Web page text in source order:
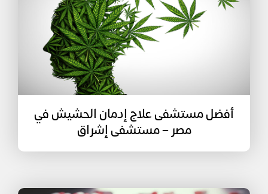
أفضل مستشفى علاج إدمان الحشيش في
مصر – مستشفى إشراق